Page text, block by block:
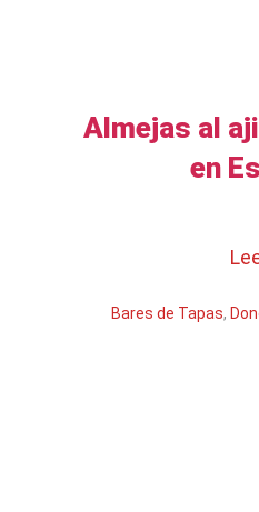
Almejas al
en
Bares de Tapas,